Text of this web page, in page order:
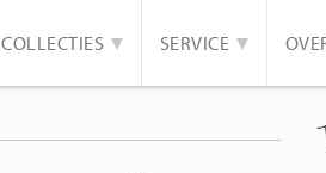
COLLECTIES SERVICE